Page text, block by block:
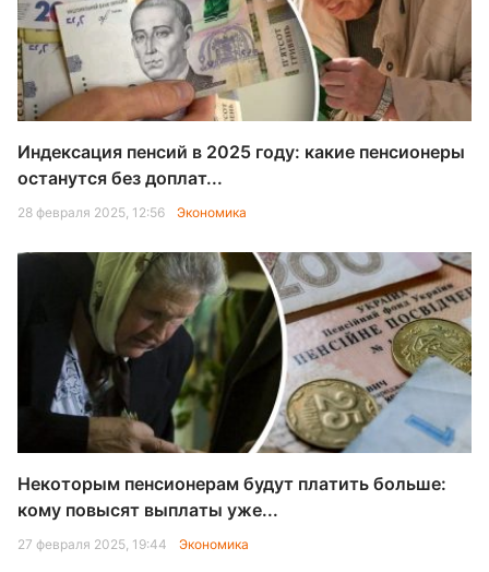
Индексация пенсий в 2025 году: какие пенсионеры
останутся без доплат...
28 февраля 2025, 12:56 Экономика
Некоторым пенсионерам будут платить больше:
кому повысят выплаты уже...
27 февраля 2025, 19:44 Экономика